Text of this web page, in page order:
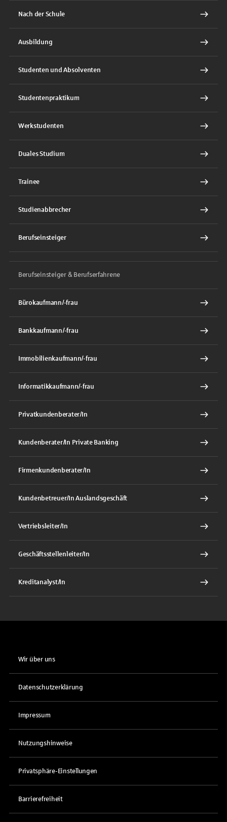
Nach der Schule
Ausbildung
Studenten und Absolventen
Studentenpraktikum
Werkstudenten
Duales Studium
Trainee
Studienabbrecher
Berufseinsteiger
Berufseinsteiger & Berufserfahrene
Bürokaufmann/-frau
Bankkaufmann/-frau
Immobilienkaufmann/-frau
Informatikkaufmann/-frau
Privatkundenberater/In
Kundenberater/In Private Banking
Firmenkundenberater/In
Kundenbetreuer/In Auslandsgeschäft
Vertriebsleiter/In
Geschäftsstellenleiter/In
Kreditanalyst/In
Wir über uns
Datenschutzerklärung
Impressum
Nutzungshinweise
Privatsphäre-Einstellungen
Barrierefreiheit